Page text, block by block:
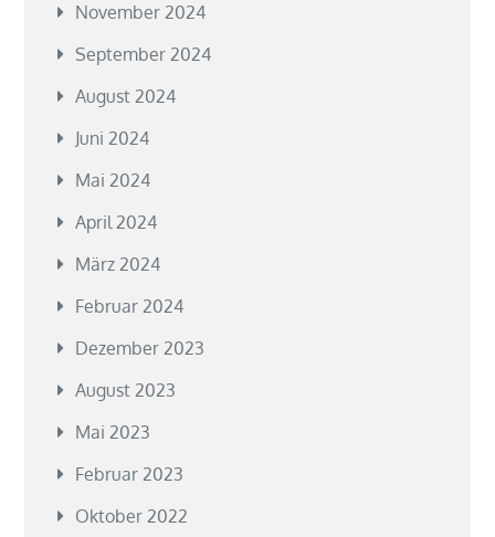
November 2024
September 2024
August 2024
Juni 2024
Mai 2024
April 2024
März 2024
Februar 2024
Dezember 2023
August 2023
Mai 2023
Februar 2023
Oktober 2022